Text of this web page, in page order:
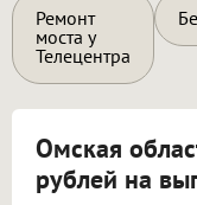
Ремонт
моста у
Телецентра
Омская
рублей на